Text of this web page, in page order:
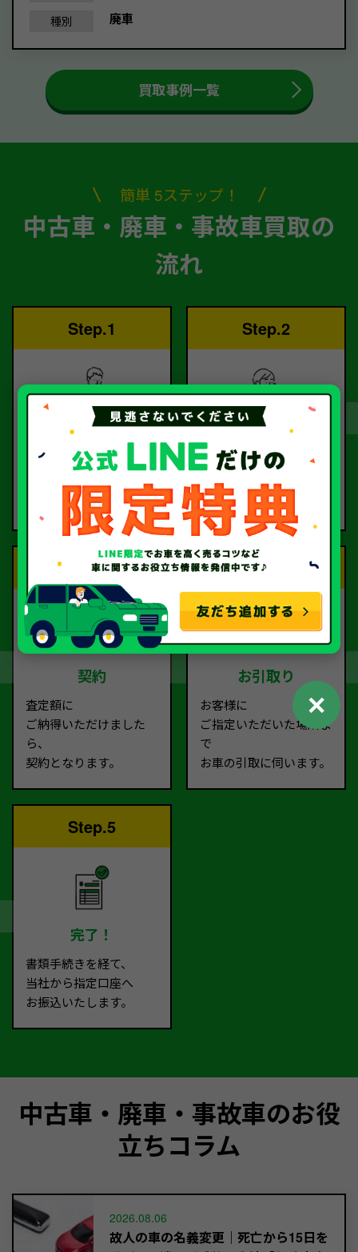
種別 廃車
買取事例一覧
簡単 5ステップ！
中古車・廃車・事故車買取の
流れ
Step.1
ご依頼
お電話または査定フォー
ご依頼ください。
Step.2
査定のプロが
お電話で回答いたしま
す。
Step.3
契約
査定額に
ご納得いただけました
ら、
契約となります。
Step.4
お引取り
お客様に
ご指定いただいた場所ま
で
お車の引取に伺います。
Step.5
完了！
書類手続きを経て、
当社から指定口座へ
お振込いたします。
中古車・廃車・事故車のお役
立ちコラム
2026.08.06
故人の車の名義変更｜死亡から15日を
✕